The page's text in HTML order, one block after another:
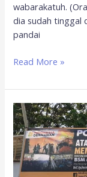
wabarakatuh.
dia sudah tinggal
pandai
Read More »
ACT
Jatim
Siapkan
Posko
Kemanusiaan